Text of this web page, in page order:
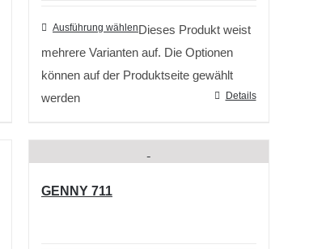
Ausführung wählenDieses Produkt weist
mehrere Varianten auf. Die Optionen
können auf der Produktseite gewählt
werden
Details
GENNY 711